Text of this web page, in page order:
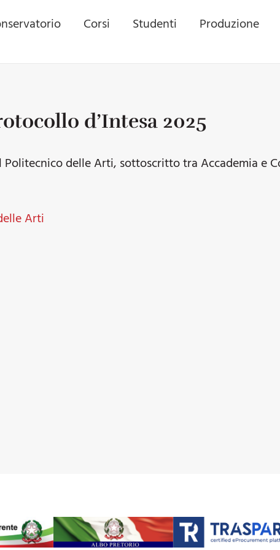
Corsi Studenti Produzione
d’Intesa 2025
delle Arti, sottoscritto tra Accademia e
Arti